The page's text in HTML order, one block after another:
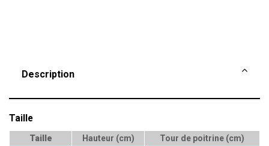
Description
Taille
Taille Hauteur (cm)
Tour de poitrine (cm)